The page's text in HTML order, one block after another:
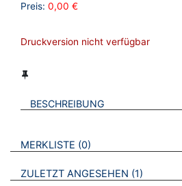
Preis: 0,00 €
Druckversion nicht verfügbar
BESCHREIBUNG
VERWEISE AUF VERMERKTE-
MERKLISTE 0 BROSCHÜREN
ZULETZT ANGESEHEN 1